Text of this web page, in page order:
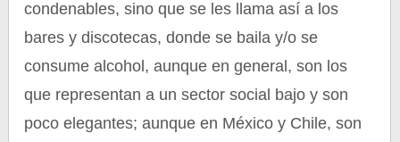
condenables, sino que se les llama así a los
bares y discotecas, donde se baila y/o se
consume alcohol, aunque en general, son los
que representan a un sector social bajo y son
poco elegantes; aunque en México y Chile, son